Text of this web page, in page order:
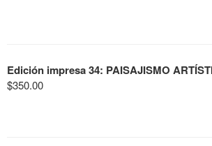
Edición impresa 34: PAISAJISMO
$350.00